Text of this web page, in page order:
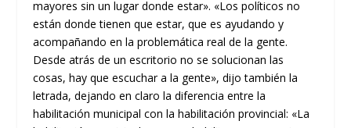
mayores sin un lugar donde estar». «Los políticos no
están donde tienen que estar, que es ayudando y
acompañando en la problemática real de la gente.
Desde atrás de un escritorio no se solucionan las
cosas, hay que escuchar a la gente», dijo también la
letrada, dejando en claro la diferencia entre la
habilitación municipal con la habilitación provincial: «La